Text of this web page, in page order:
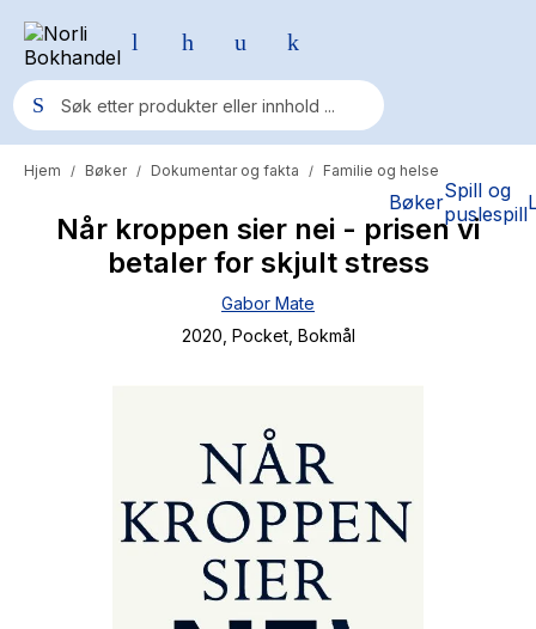
BøkerSpill og
puslespill
Populære søk
Pokemon
One piece
Fury Bound - Sable Sorensen
Hypopressiv trening
The Housemaid
Hjem / Bøker / Dokumentar og fakta / Familie og helse
Når kroppen sier nei - prisen vi
betaler for skjult stress
Gabor Mate
2020 , Pocket, Bokmål